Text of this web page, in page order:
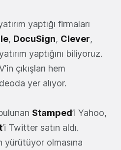
yaptığı firmaları
, DocuSign, Clever,
yaptığını biliyoruz.
çıkışları hem
yer alıyor.
Stamped’i Yahoo,
’i Twitter satın aldı.
yürütüyor olmasına